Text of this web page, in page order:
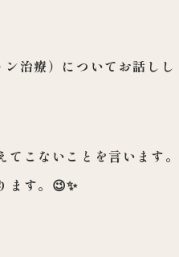
ン治療）についてお話しし
てこないことを言います。
ます。😉✨